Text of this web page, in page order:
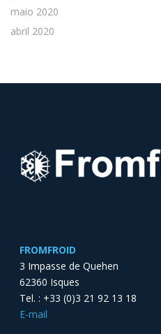
maio 2020
abril 2020
FROMFROID
3 Impasse de Quehen
62360 Isques
Tel. : +33 (0)3 21 92 13 18
E-mail